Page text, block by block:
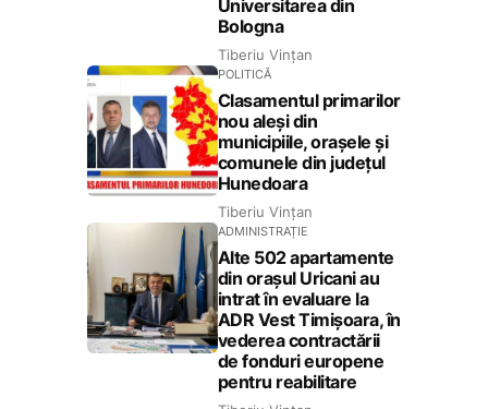
Universitarea din
Bologna
Tiberiu Vințan
POLITICĂ
Clasamentul primarilor
nou aleși din
municipiile, orașele și
comunele din județul
Hunedoara
Tiberiu Vințan
ADMINISTRAȚIE
Alte 502 apartamente
din orașul Uricani au
intrat în evaluare la
ADR Vest Timișoara, în
vederea contractării
de fonduri europene
pentru reabilitare